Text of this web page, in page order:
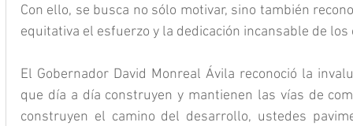
Con ello, se busca no sólo motivar, sino también
equitativa el esfuerzo y la dedicación incansable de los
El Gobernador David Monreal Ávila reconoció la
que día a día construyen y mantienen las vías de
construyen el camino del desarrollo, ustedes